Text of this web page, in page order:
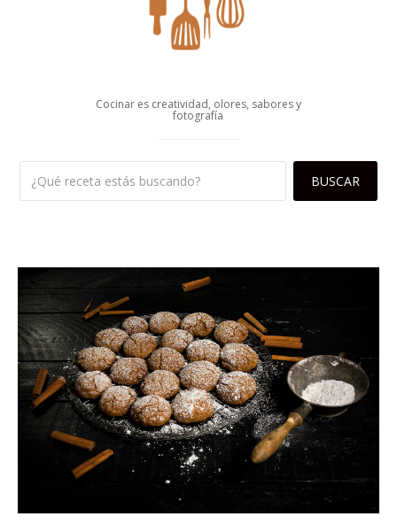
Cocinar es creatividad, olores, sabores y
fotografía